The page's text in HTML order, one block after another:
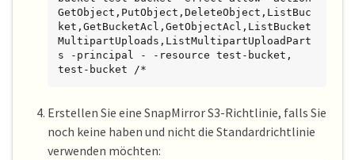
GetObject,PutObject,DeleteObject,ListBuc
ket,GetBucketAcl,GetObjectAcl,ListBucket
MultipartUploads,ListMultipartUploadPart
s -principal - -resource test-bucket,
test-bucket /*
Erstellen Sie eine SnapMirror S3-Richtlinie, falls Sie
noch keine haben und nicht die Standardrichtlinie
verwenden möchten: